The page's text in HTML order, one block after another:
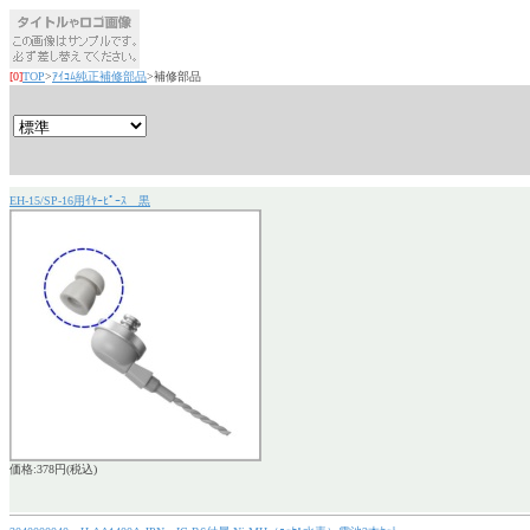
[0]TOP>ｱｲｺﾑ純正補修部品>補修部品
EH-15/SP-16用ｲﾔｰﾋﾟｰｽ 黒
価格:378円(税込)